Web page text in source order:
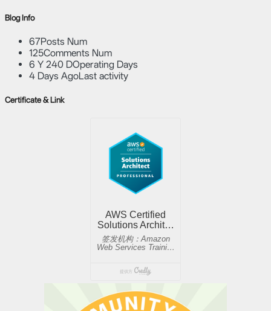
Blog Info
67Posts Num
125Comments Num
6 Y 240 DOperating Days
4 Days AgoLast activity
Certificate & Link